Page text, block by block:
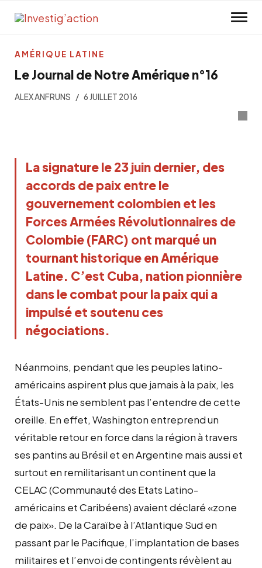
Le Journal de Notre Amérique n°16
ALEX ANFRUNS 6 JUILLET 2016
La signature le 23 juin dernier, des
accords de paix entre le
gouvernement colombien et les
Forces Armées Révolutionnaires de
Colombie (FARC) ont marqué un
tournant historique en Amérique
Latine. C’est Cuba, nation pionnière
dans le combat pour la paix qui a
impulsé et soutenu ces
négociations.
Néanmoins, pendant que les peuples latino-
américains aspirent plus que jamais à la paix, les
États-Unis ne semblent pas l’entendre de cette
oreille. En effet, Washington entreprend un
véritable retour en force dans la région à travers
ses pantins au Brésil et en Argentine mais aussi et
surtout en remilitarisant un continent que la
CELAC (Communauté des Etats Latino-
américains et Caribéens) avaient déclaré «zone
de paix». De la Caraïbe à l’Atlantique Sud en
passant par le Pacifique, l’implantation de bases
militaires et l’envoi de contingents révèlent au
AMÉRIQUE LATINE